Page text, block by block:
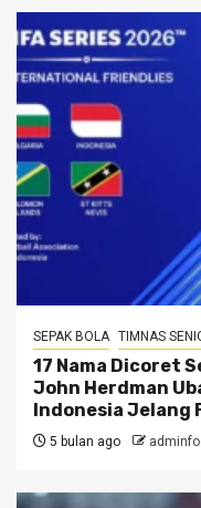
SEPAK BOLA TIMNAS
17 Nama Dicoret
John Herdman
Indonesia Jelang
5 bulan ago